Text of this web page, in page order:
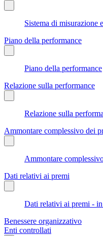
Sistema di misurazione
Piano della performance
Piano della performance
Relazione sulla performance
Relazione sulla
Ammontare complessivo dei
Ammontare
Dati relativi ai premi
Dati relativi ai premi -
Benessere organizzativo
Enti controllati